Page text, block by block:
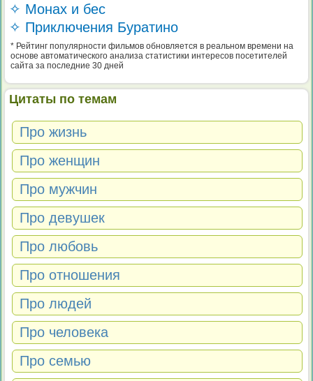
✧ Монах и бес
✧ Приключения Буратино
* Рейтинг популярности фильмов обновляется в реальном времени на
основе автоматического анализа статистики интересов посетителей
сайта за последние 30 дней
Цитаты по темам
Про жизнь
Про женщин
Про мужчин
Про девушек
Про любовь
Про отношения
Про людей
Про человека
Про семью